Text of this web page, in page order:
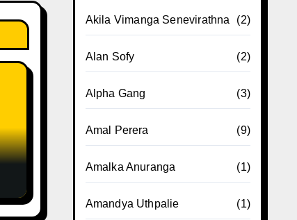
Akila Vimanga Senevirathna (2)
Alan Sofy (2)
Alpha Gang (3)
Amal Perera (9)
Amalka Anuranga (1)
Amandya Uthpalie (1)